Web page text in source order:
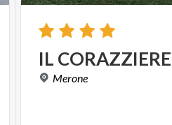
IL CORAZZIERE
Merone